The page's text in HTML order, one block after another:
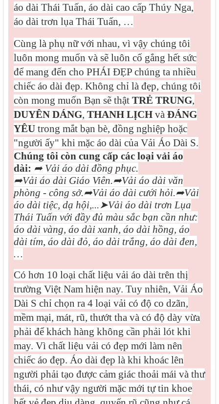
áo dài Thái Tuấn, áo dài cao cấp Thúy Nga,
áo dài trơn lụa Thái Tuấn, …
Cùng là phụ nữ với nhau, vì vậy chúng tôi
luôn mong muốn và sẽ luôn cố gắng hết sức
để mang đến cho PHÁI ĐẸP chúng ta nhiều
chiếc áo dài đẹp. Không chỉ là đẹp, chúng tôi
còn mong muốn Bạn sẽ thật TRẺ TRUNG,
DUYÊN DÁNG, THANH LỊCHvà ĐÁNG
YÊUtrong mắt bạn bè, đồng nghiệp hoặc
"người ấy" khi mặc áo dài của Vải Áo Dài S.
Chúng tôi còn cung cấp các loại vải áo
dài: ➦Vải áo dài đồng phục.
➦Vải áo dài Giáo Viên.➦Vải áo dài văn
phòng - công sở.➦Vải áo dài cưới hỏi.➦Vải
áo dài tiệc, dạ hội,...➤Vải áo dài trơn Lụa
Thái Tuấn với đầy đủ màu sắc bạn cần như:
áo dài vàng, áo dài xanh, áo dài hồng, áo
dài tím, áo dài đỏ, áo dài trắng, áo dài đen,
…
Có hơn 10 loại chất liệu vải áo dài trên thị
trường Việt Nam hiện nay. Tuy nhiên, Vải Áo
Dài S chỉ chọn ra 4 loại vải có độ co dzãn,
mềm mại, mát, rũ, thướt tha và có độ dày vừa
phải để khách hàng không cần phải lót khi
may. Vìchất liệu vải có đẹp mới làm nên
chiếc áo đẹp. Áo dài đẹp là khi khoác lên
người phải tạo được cảm giác thoải mái và thư
thái, có như vậy người mặc mới tự tin khoe